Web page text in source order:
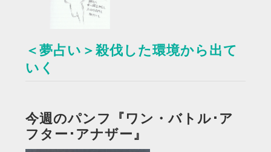
＜夢占い＞殺伐した環境から出て
いく
今週のパンフ『ワン・バトル･ア
フター･アナザー』